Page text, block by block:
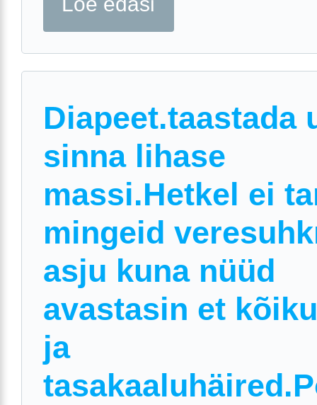
Diapeet.taastada
sinna lihase
massi.Hetkel ei
mingeid
asju kuna nüüd
avastasin et
ja